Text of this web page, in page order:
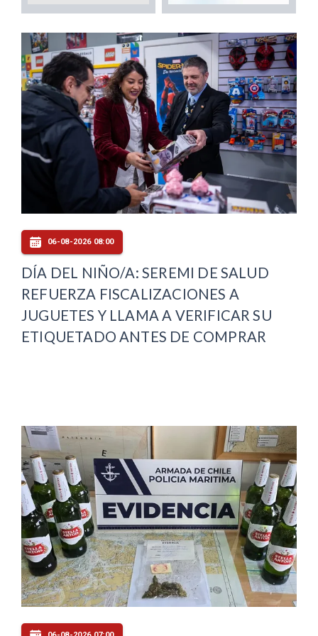
06-08-2026 08:00
DÍA DEL NIÑO/A: SEREMI DE SALUD
REFUERZA FISCALIZACIONES A
JUGUETES Y LLAMA A VERIFICAR SU
ETIQUETADO ANTES DE COMPRAR